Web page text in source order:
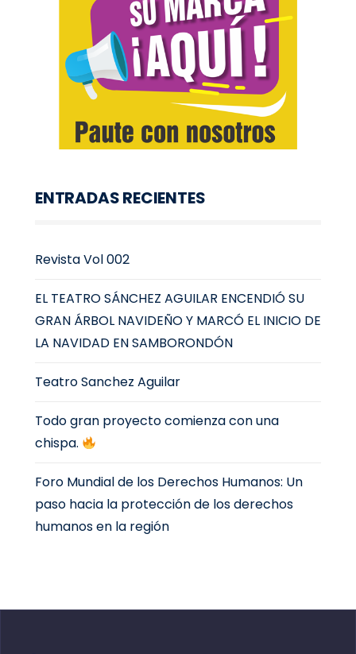
ENTRADAS RECIENTES
Revista Vol 002
EL TEATRO SÁNCHEZ AGUILAR ENCENDIÓ SU
GRAN ÁRBOL NAVIDEÑO Y MARCÓ EL INICIO DE
LA NAVIDAD EN SAMBORONDÓN
Teatro Sanchez Aguilar
Todo gran proyecto comienza con una
chispa.
Foro Mundial de los Derechos Humanos: Un
paso hacia la protección de los derechos
humanos en la región